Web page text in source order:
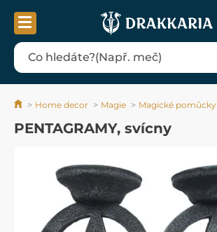
Home decor Magie Magické pomůcky
PENTAGRAMY, svícny